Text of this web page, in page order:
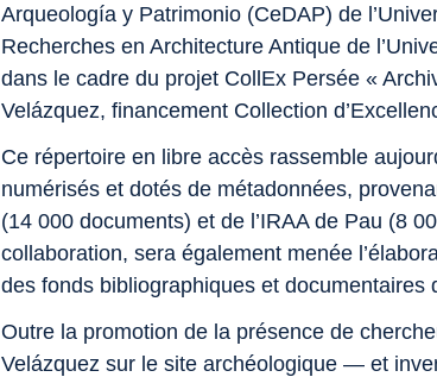
Arqueología y Patrimonio (CeDAP) de
Recherches en Architecture Antique de
dans le cadre du projet CollEx Persée «
Velázquez, financement Collection
Ce répertoire en libre accès rassemble
numérisés et dotés de métadonnées,
(14 000 documents) et de l’IRAA de Pau (8
collaboration, sera également menée
des fonds bibliographiques et documentaires
Outre la promotion de la présence de
Velázquez sur le site archéologique — et